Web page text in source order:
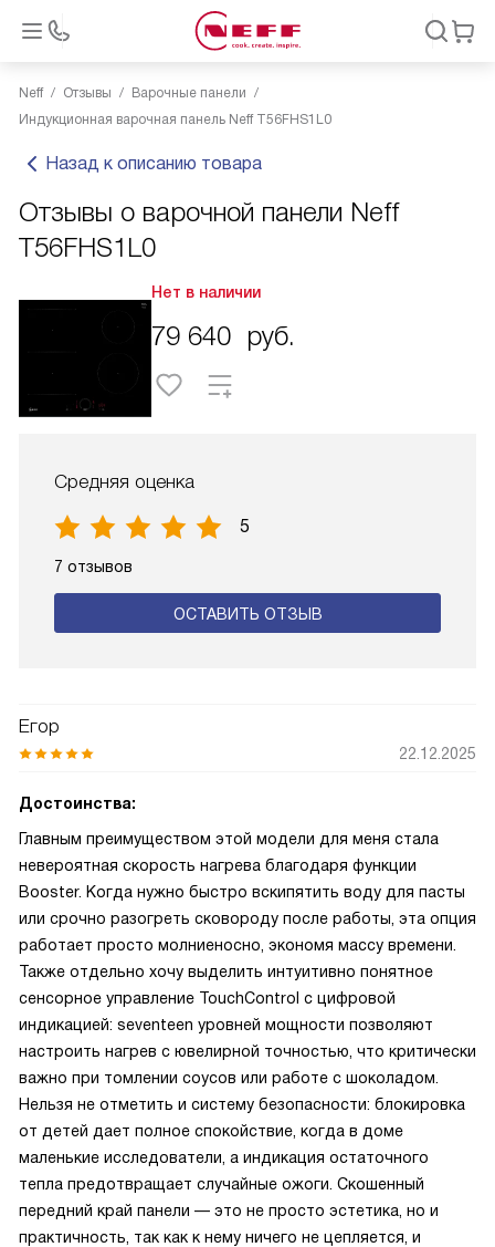
Neff Отзывы
Варочные панели
Индукционная варочная панель Neff T56FHS1L0
Назад к описанию товара
Отзывы о варочной панели Neff
T56FHS1L0
Нет в наличии
79 640 руб.
Средняя оценка
5
7 отзывов
ОСТАВИТЬ ОТЗЫВ
Егор
22.12.2025
Достоинства:
Главным преимуществом этой модели для меня стала
невероятная скорость нагрева благодаря функции
Booster. Когда нужно быстро вскипятить воду для пасты
или срочно разогреть сковороду после работы, эта опция
работает просто молниеносно, экономя массу времени.
Также отдельно хочу выделить интуитивно понятное
сенсорное управление TouchControl с цифровой
индикацией: seventeen уровней мощности позволяют
настроить нагрев с ювелирной точностью, что критически
важно при томлении соусов или работе с шоколадом.
Нельзя не отметить и систему безопасности: блокировка
от детей дает полное спокойствие, когда в доме
маленькие исследователи, а индикация остаточного
тепла предотвращает случайные ожоги. Скошенный
передний край панели — это не просто эстетика, но и
практичность, так как к нему ничего не цепляется, и